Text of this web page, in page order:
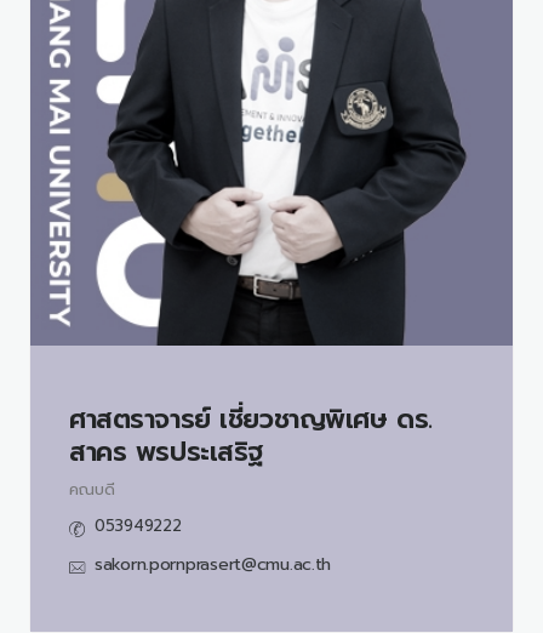
ศาสตราจารย์ เชี่ยวชาญพิเศษ ดร.
สาคร พรประเสริฐ
คณบดี
053949222
sakorn.pornprasert@cmu.ac.th